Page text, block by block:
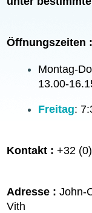
Öffnungszeiten :
Montag-
13.00-
Freitag:
Kontakt :+32
Adresse : John-
Vith